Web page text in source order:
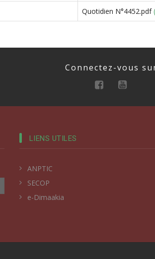
Quotidien N°4452.pdf
Connectez-vous
LIENS UTILES
ANPTIC
SECOP
e-Dimaakia